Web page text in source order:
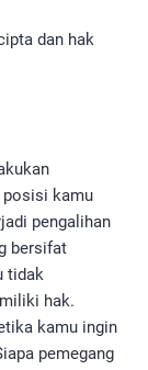
dan hak
posisi kamu
pengalihan
bersifat
tidak
hak.
kamu ingin
pemegang